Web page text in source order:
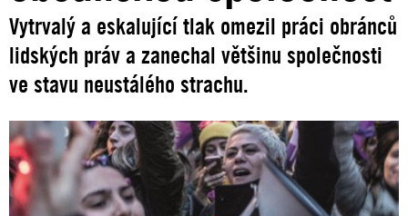
Vytrvalý a eskalující tlak omezil práci obránců
lidských práv a zanechal většinu společnosti
ve stavu neustálého strachu.